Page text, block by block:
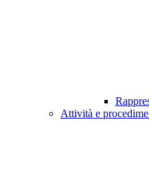
Attività e